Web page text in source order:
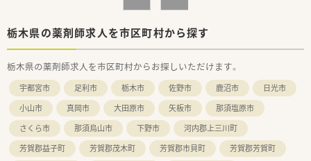
栃木県の薬剤師求人を市区町村から探す
栃木県の薬剤師求人を市区町村からお探しいただけます。
宇都宮市 足利市 栃木市 佐野市 鹿沼市
日光市
小山市
真岡市 大田原市 矢板市
那須塩原市
さくら市
那須烏山市 下野市
河内郡上三川町
芳賀郡益子町
芳賀郡茂木町 芳賀郡市貝町
芳賀郡芳賀町